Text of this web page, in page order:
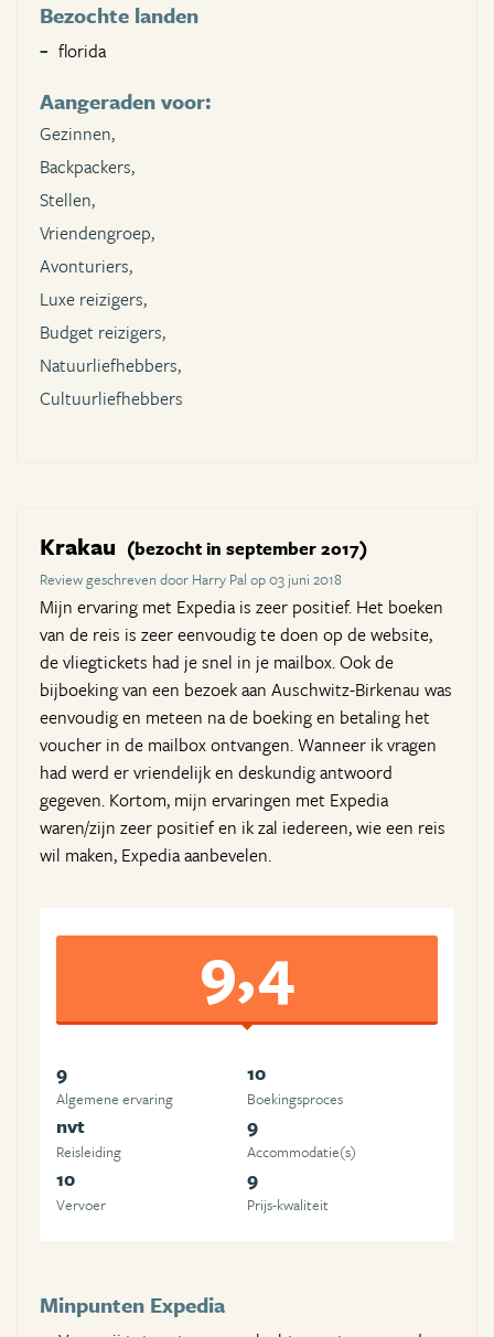
Bezochte landen
florida
Aangeraden voor:
Gezinnen,
Backpackers,
Stellen,
Vriendengroep,
Avonturiers,
Luxe reizigers,
Budget reizigers,
Natuurliefhebbers,
Cultuurliefhebbers
Krakau (bezocht in september 2017)
Review geschreven door Harry Pal op 03 juni 2018
Mijn ervaring met Expedia is zeer positief. Het boeken
van de reis is zeer eenvoudig te doen op de website,
de vliegtickets had je snel in je mailbox. Ook de
bijboeking van een bezoek aan Auschwitz-Birkenau was
eenvoudig en meteen na de boeking en betaling het
voucher in de mailbox ontvangen. Wanneer ik vragen
had werd er vriendelijk en deskundig antwoord
gegeven. Kortom, mijn ervaringen met Expedia
waren/zijn zeer positief en ik zal iedereen, wie een reis
wil maken, Expedia aanbevelen.
9,4
9
Algemene ervaring
10
Boekingsproces
nvt
Reisleiding
9
Accommodatie(s)
10
Vervoer
9
Prijs-kwaliteit
Minpunten Expedia